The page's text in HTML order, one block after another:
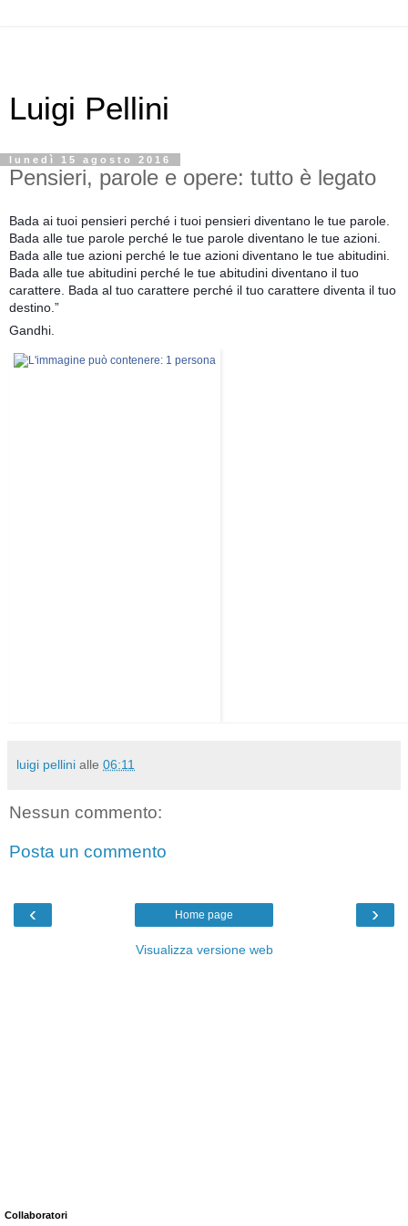
Luigi Pellini
lunedì 15 agosto 2016
Pensieri, parole e opere: tutto è legato
Bada ai tuoi pensieri perché i tuoi pensieri diventano le tue parole.
Bada alle tue parole perché le tue parole diventano le tue azioni.
Bada alle tue azioni perché le tue azioni diventano le tue abitudini.
Bada alle tue abitudini perché le tue abitudini diventano il tuo
carattere. Bada al tuo carattere perché il tuo carattere diventa il tuo
destino.”
Gandhi.
luigi pellini alle 06:11
Nessun commento:
Posta un commento
‹ ›
Home page
Visualizza versione web
Collaboratori